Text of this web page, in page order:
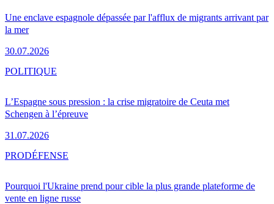
Une enclave espagnole dépassée par l'afflux de migrants arrivant par
la mer
30.07.2026
L’Espagne sous pression : la crise migratoire de Ceuta met
Schengen à l’épreuve
31.07.2026
POLITIQUE
Pourquoi l'Ukraine prend pour cible la plus grande plateforme de
vente en ligne russe
PRODÉFENSE